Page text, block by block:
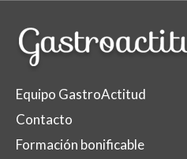
Equipo GastroActitud
Contacto
Formación bonificable